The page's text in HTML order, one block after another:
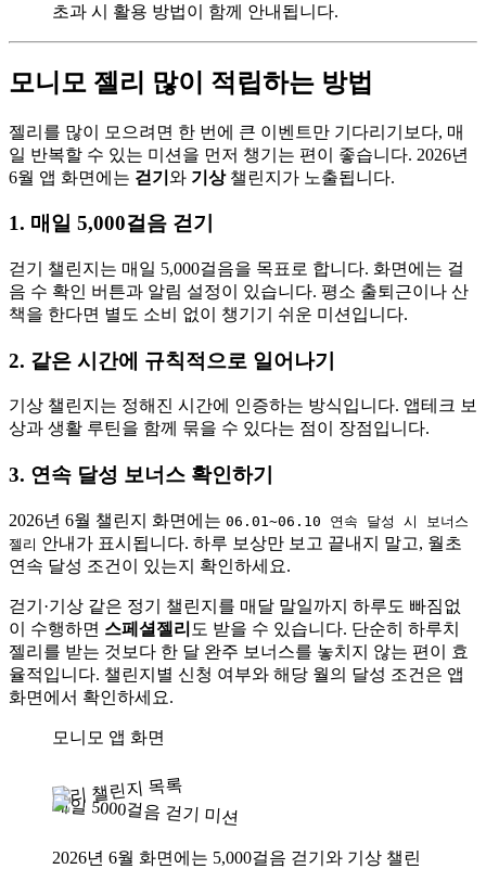
초과 시 활용 방법이 함께 안내됩니다.
모니모 젤리 많이 적립하는 방법
젤리를 많이 모으려면 한 번에 큰 이벤트만 기다리기보다, 매
일 반복할 수 있는 미션을 먼저 챙기는 편이 좋습니다. 2026년
6월 앱 화면에는 걷기 와 기상챌린지가 노출됩니다.
1. 매일 5,000걸음 걷기
걷기 챌린지는 매일 5,000걸음을 목표로 합니다. 화면에는 걸
음 수 확인 버튼과 알림 설정이 있습니다. 평소 출퇴근이나 산
책을 한다면 별도 소비 없이 챙기기 쉬운 미션입니다.
2. 같은 시간에 규칙적으로 일어나기
기상 챌린지는 정해진 시간에 인증하는 방식입니다. 앱테크 보
상과 생활 루틴을 함께 묶을 수 있다는 점이 장점입니다.
3. 연속 달성 보너스 확인하기
2026년 6월 챌린지 화면에는 06.01~06.10 연속 달성 시 보너스
젤리 안내가 표시됩니다. 하루 보상만 보고 끝내지 말고, 월초
연속 달성 조건이 있는지 확인하세요.
걷기·기상 같은 정기 챌린지를 매달 말일까지 하루도 빠짐없
이 수행하면 스페셜젤리 도 받을 수 있습니다. 단순히 하루치
젤리를 받는 것보다 한 달 완주 보너스를 놓치지 않는 편이 효
율적입니다. 챌린지별 신청 여부와 해당 월의 달성 조건은 앱
화면에서 확인하세요.
모니모 앱 화면
젤리 챌린지 목록
매일 5000걸음 걷기 미션
2026년 6월 화면에는 5,000걸음 걷기와 기상 챌린